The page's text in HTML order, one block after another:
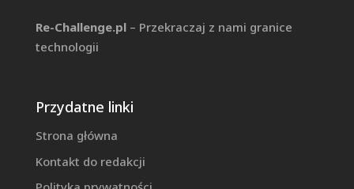
Re-Challenge.pl– Przekraczaj z nami granice
technologii
Przydatne linki
Strona główna
Kontakt do redakcji